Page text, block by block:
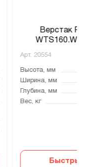
Верстак
Арт. 20554
Высота, мм
Ширина, мм
Глубина, мм
Вес, кг
Быстрый